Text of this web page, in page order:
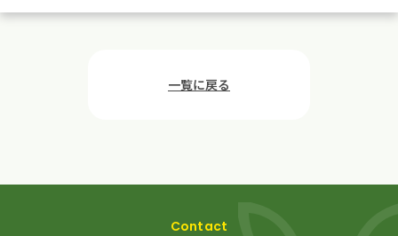
一覧に戻る